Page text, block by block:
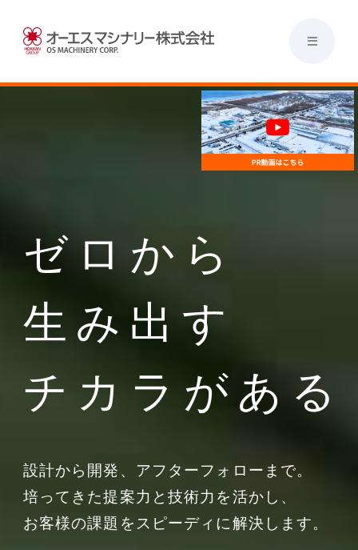
ゼロから
生み出す
チカラがある
設計から開発、アフターフォローまで。
培ってきた提案力と技術力を活かし、
お客様の課題をスピーディに解決します。